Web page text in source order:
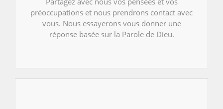
préoccupations et nous prendrons contact avec
vous. Nous essayerons vous donner une
réponse basée sur la Parole de Dieu.